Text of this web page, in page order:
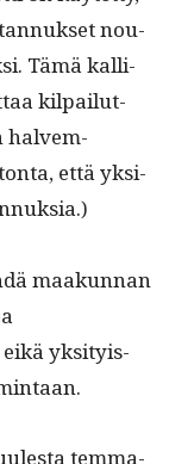
nou­
Tämä kalli­
kil­pailut­
halvem­
että yksi­
maakun­nan
eikä yksi­tyis­
tem­ma­